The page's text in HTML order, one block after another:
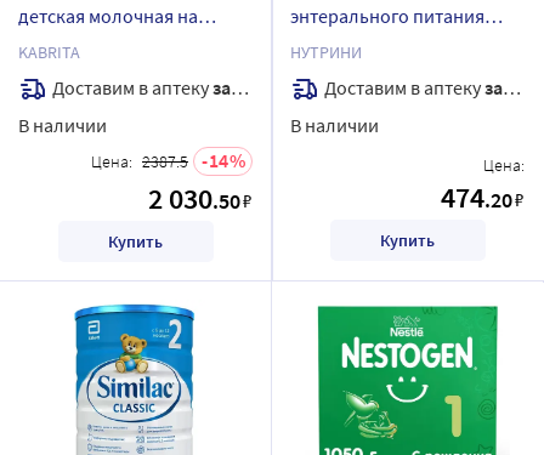
детская молочная на
козьем молоке для
комфортного
пищеварения с 0 месяцев
400 гр
KABRITA
Доставим в аптекузавтра
В наличии
Цена: 2387.5 14
2 030.50₽
Купить
энтерального питания
детей 200 мл
НУТРИНИ
Доставим в аптекузавтра
В наличии
Цена:
474.20₽
Купить